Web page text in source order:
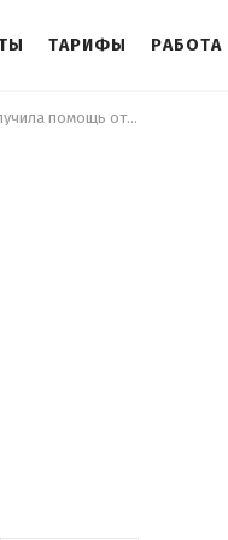
ТАРИФЫ РАБОТА
5 миллиардов на восстановление: Украина получила помощь от Швейцарии